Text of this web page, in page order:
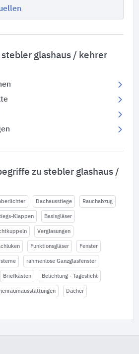
glashaus / kehrer
zu stebler glashaus /
Dachausstiege Rauchabzug
Klappen Basisgläser
Verglasungen
Funktionsgläser Fenster
rahmenlose Ganzglasfenster
Briefkästen Belichtung - Tageslicht
Dächer